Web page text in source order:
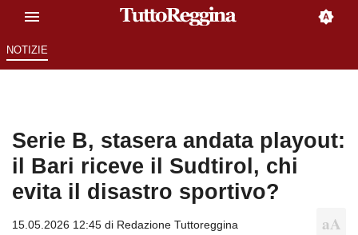
NOTIZIE
Serie B, stasera andata playout:
il Bari riceve il Sudtirol, chi
evita il disastro sportivo?
15.05.2026 12:45 di Redazione Tuttoreggina